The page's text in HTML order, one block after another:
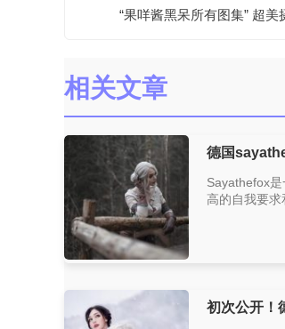
“果咩酱黑呆所有图集” 超
相关文章
德国
Sayathefox
高的自我要
初次公开！